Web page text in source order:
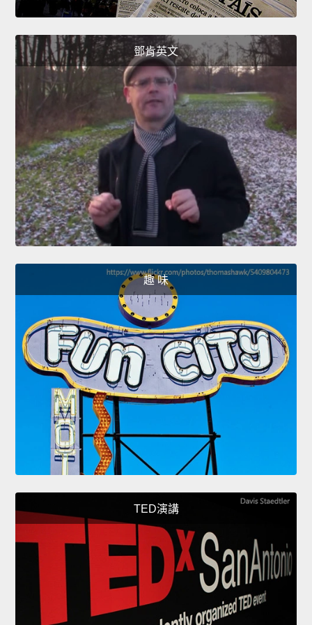
鄧肯英文
趣 味
TED演講